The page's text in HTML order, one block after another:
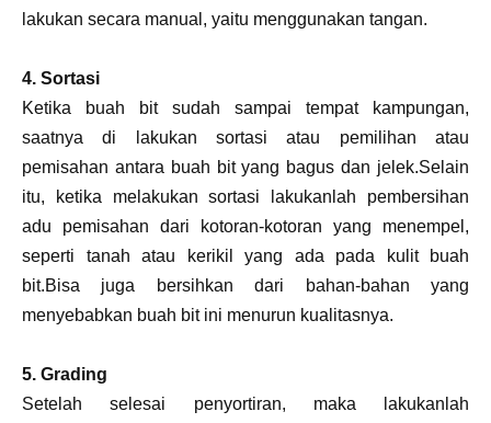
lakukan secara manual, yaitu menggunakan tangan.
4. Sortasi
Ketika buah bit sudah sampai tempat kampungan,
saatnya di lakukan sortasi atau pemilihan atau
pemisahan antara buah bit yang bagus dan jelek.Selain
itu, ketika melakukan sortasi lakukanlah pembersihan
adu pemisahan dari kotoran-kotoran yang menempel,
seperti tanah atau kerikil yang ada pada kulit buah
bit.Bisa juga bersihkan dari bahan-bahan yang
menyebabkan buah bit ini menurun kualitasnya.
5. Grading
Setelah selesai penyortiran, maka lakukanlah